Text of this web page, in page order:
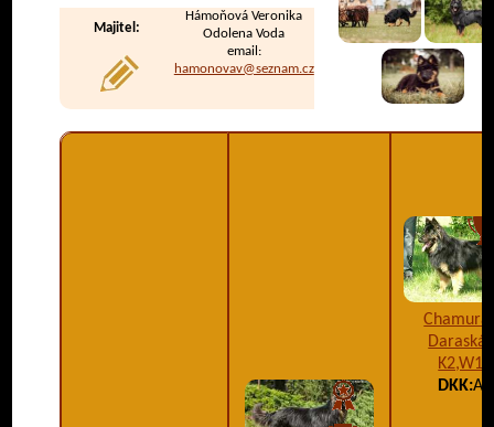
Majitel:
Hámoňová Veronika
Odolena Voda
email:
hamonovav@seznam.cz
Daraskár
K2,W1
DKK:A